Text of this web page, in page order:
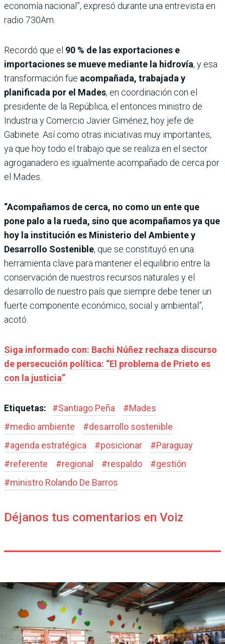
economía nacional”, expresó durante una entrevista en
radio 730Am.
Recordó que el 90 % de las exportaciones e
importaciones se mueve mediante la hidrovía, y esa
transformación fue acompañada, trabajada y
planificada por el Mades, en coordinación con el
presidente de la República, el entonces ministro de
Industria y Comercio Javier Giménez, hoy jefe de
Gabinete. Así como otras iniciativas muy importantes,
ya que hoy todo el trabajo que se realiza en el sector
agroganadero es igualmente acompañado de cerca por
el Mades.
“Acompañamos de cerca, no como un ente que
pone palo a la rueda, sino que acompañamos ya que
hoy la institución es Ministerio del Ambiente y
Desarrollo Sostenible, que se constituyó en una
herramienta clave para mantener el equilibrio entre la
conservación de nuestros recursos naturales y el
desarrollo de nuestro país que siempre debe tener un
fuerte componente económico, social y ambiental”,
acotó.
Siga informado con: Bachi Núñez rechaza discurso
de persecución política: “El problema de Prieto es
con la justicia”
Etiquetas: #Santiago Peña #Mades
#medio ambiente #desarrollo sostenible
#agenda estratégica #posicionar #Paraguay
#referente #regional #respaldo #gestión
#ministro Rolando De Barros
Déjanos tus comentarios en Voiz